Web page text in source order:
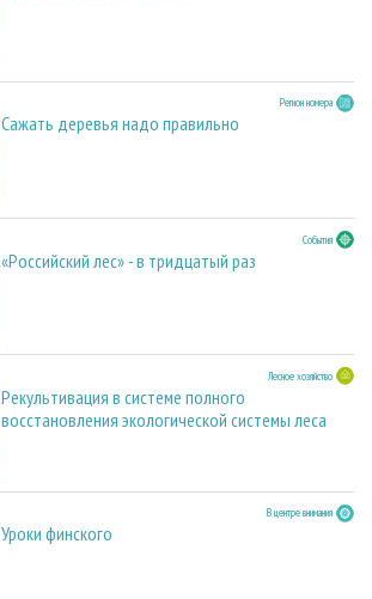
Регион номера
Сажать деревья надо правильно
События
«Российский лес» - в тридцатый раз
Лесное хозяйство
Рекультивация в системе полного
восстановления экологической системы леса
В центре внимания
Уроки финского